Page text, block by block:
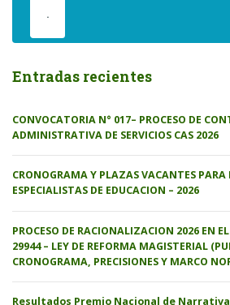
.
Entradas recientes
CONVOCATORIA N° 017– PROCESO DE
ADMINISTRATIVA DE SERVICIOS CAS 2026
CRONOGRAMA Y PLAZAS VACANTES PARA
ESPECIALISTAS DE EDUCACION – 2026
PROCESO DE RACIONALIZACION 2026 EN
29944 – LEY DE REFORMA MAGISTERIAL
CRONOGRAMA, PRECISIONES Y MARCO
Resultados Premio Nacional de Narrativa